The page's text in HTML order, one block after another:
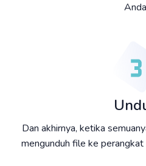
Dan akhirnya, ketika
mengunduh file ke